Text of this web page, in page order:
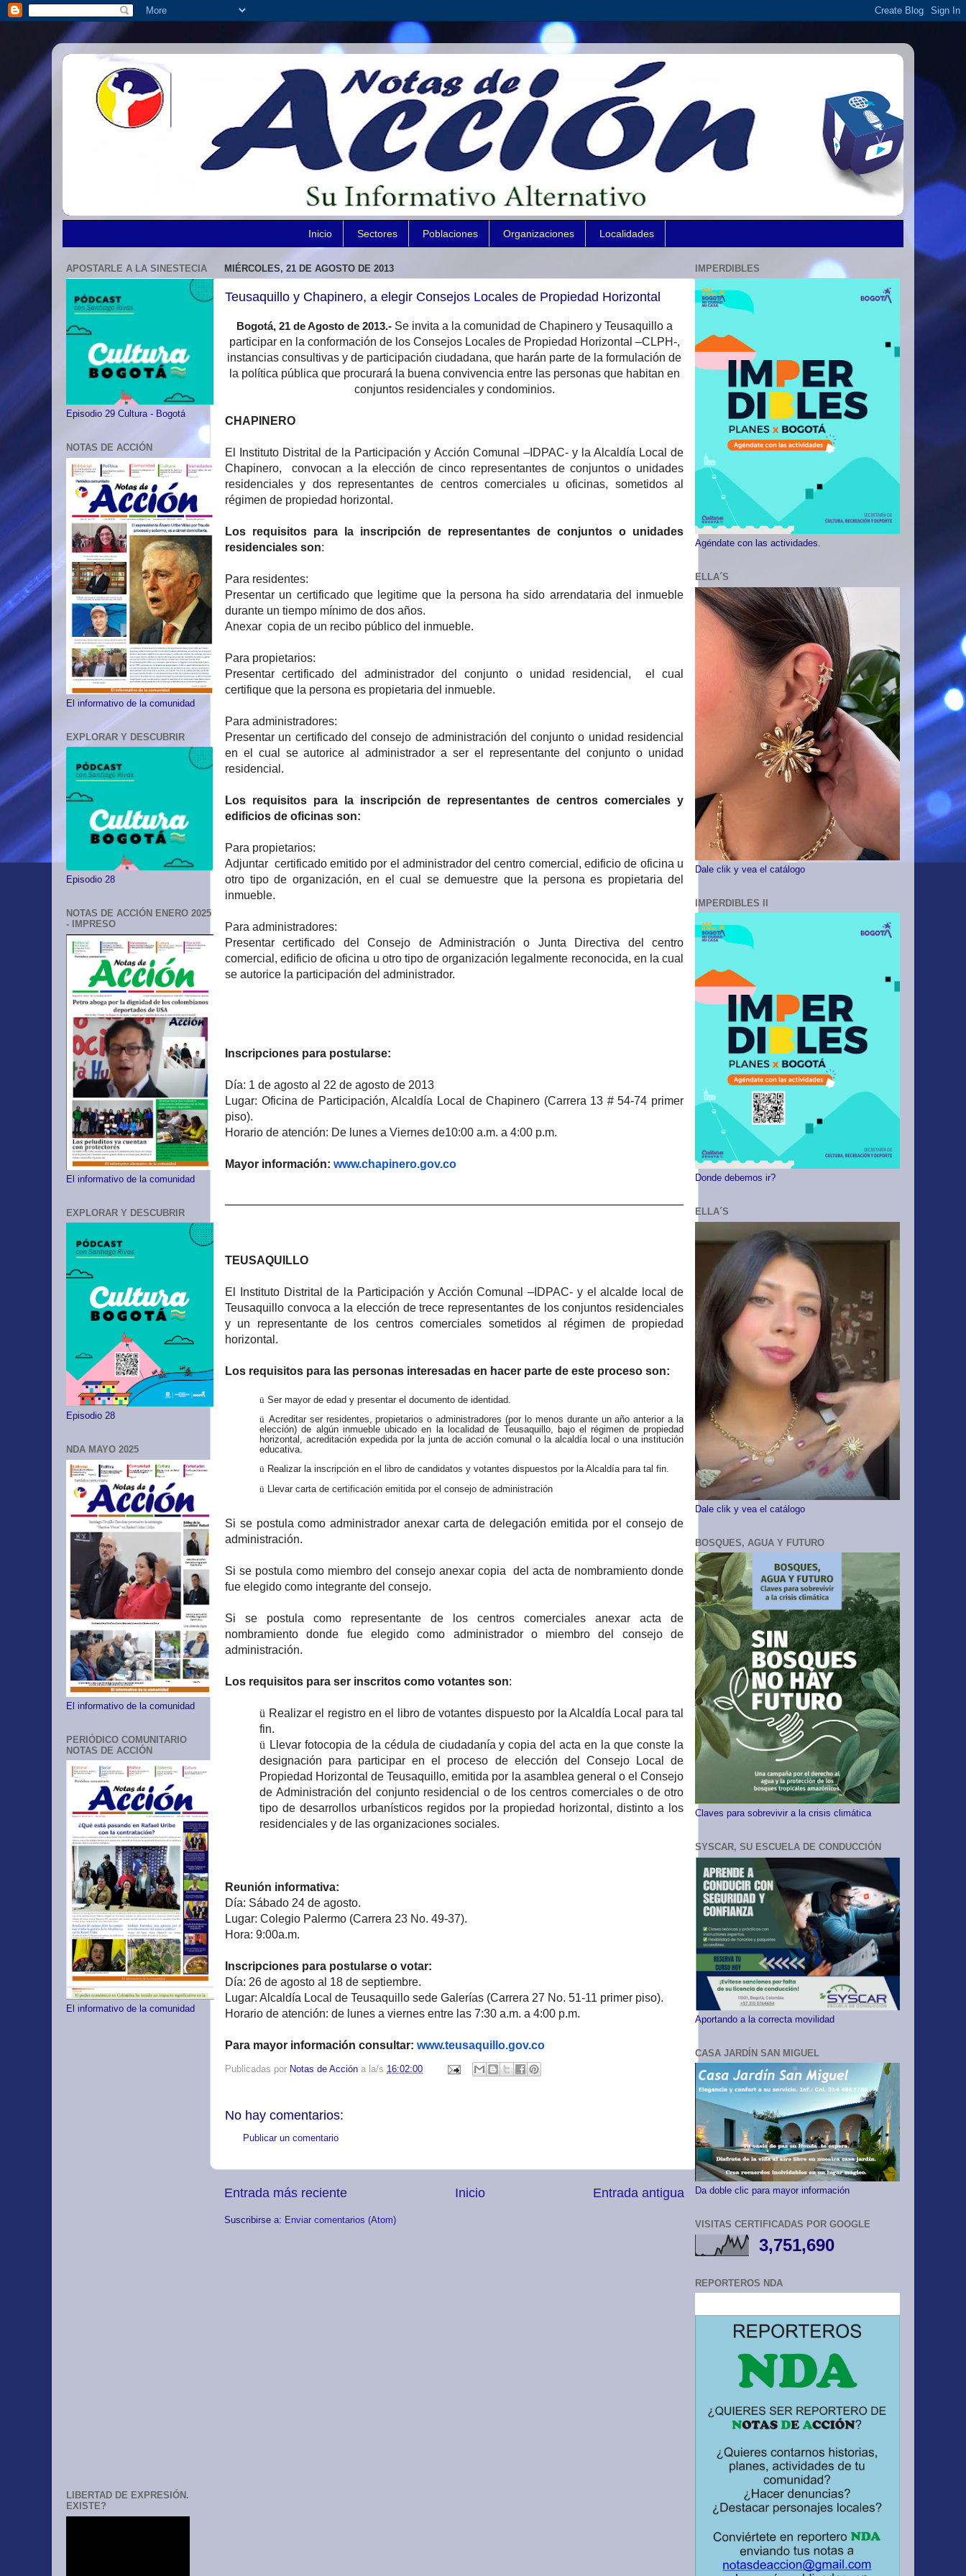
Inicio Sectores Poblaciones Organizaciones Localidades
MIÉRCOLES, 21 DE AGOSTO DE 2013
Teusaquillo y Chapinero, a elegir Consejos Locales de Propiedad Horizontal
Bogotá, 21 de Agosto de 2013.- Se invita a la comunidad de Chapinero y Teusaquillo a
participar en la conformación de los Consejos Locales de Propiedad Horizontal –CLPH-,
instancias consultivas y de participación ciudadana, que harán parte de la formulación de
la política pública que procurará la buena convivencia entre las personas que habitan en
conjuntos residenciales y condominios.
CHAPINERO
El Instituto Distrital de la Participación y Acción Comunal –IDPAC- y la Alcaldía Local de
Chapinero, convocan a la elección de cinco representantes de conjuntos o unidades
residenciales y dos representantes de centros comerciales u oficinas, sometidos al
régimen de propiedad horizontal.
Los requisitos para la inscripción de representantes de conjuntos o unidades
residenciales son:
Para residentes:
Presentar un certificado que legitime que la persona ha sido arrendataria del inmueble
durante un tiempo mínimo de dos años.
Anexar copia de un recibo público del inmueble.
Para propietarios:
Presentar certificado del administrador del conjunto o unidad residencial, el cual
certifique que la persona es propietaria del inmueble.
Para administradores:
Presentar un certificado del consejo de administración del conjunto o unidad residencial
en el cual se autorice al administrador a ser el representante del conjunto o unidad
residencial.
Los requisitos para la inscripción de representantes de centros comerciales y
edificios de oficinas son:
Para propietarios:
Adjuntar certificado emitido por el administrador del centro comercial, edificio de oficina u
otro tipo de organización, en el cual se demuestre que la persona es propietaria del
inmueble.
Para administradores:
Presentar certificado del Consejo de Administración o Junta Directiva del centro
comercial, edificio de oficina u otro tipo de organización legalmente reconocida, en la cual
se autorice la participación del administrador.
Inscripciones para postularse:
Día: 1 de agosto al 22 de agosto de 2013
Lugar: Oficina de Participación, Alcaldía Local de Chapinero (Carrera 13 # 54-74 primer
piso).
Horario de atención: De lunes a Viernes de10:00 a.m. a 4:00 p.m.
Mayor información: www.chapinero.gov.co
TEUSAQUILLO
El Instituto Distrital de la Participación y Acción Comunal –IDPAC- y el alcalde local de
Teusaquillo convoca a la elección de trece representantes de los conjuntos residenciales
y un representante de los centros comerciales sometidos al régimen de propiedad
horizontal.
Los requisitos para las personas interesadas en hacer parte de este proceso son:
ü Ser mayor de edad y presentar el documento de identidad.
ü Acreditar ser residentes, propietarios o administradores (por lo menos durante un año anterior a la
elección) de algún inmueble ubicado en la localidad de Teusaquillo, bajo el régimen de propiedad
horizontal, acreditación expedida por la junta de acción comunal o la alcaldía local o una institución
educativa.
ü Realizar la inscripción en el libro de candidatos y votantes dispuestos por la Alcaldía para tal fin.
ü Llevar carta de certificación emitida por el consejo de administración
Si se postula como administrador anexar carta de delegación emitida por el consejo de
administración.
Si se postula como miembro del consejo anexar copia del acta de nombramiento donde
fue elegido como integrante del consejo.
Si se postula como representante de los centros comerciales anexar acta de
nombramiento donde fue elegido como administrador o miembro del consejo de
administración.
Los requisitos para ser inscritos como votantes son:
ü Realizar el registro en el libro de votantes dispuesto por la Alcaldía Local para tal
fin.
ü Llevar fotocopia de la cédula de ciudadanía y copia del acta en la que conste la
designación para participar en el proceso de elección del Consejo Local de
Propiedad Horizontal de Teusaquillo, emitida por la asamblea general o el Consejo
de Administración del conjunto residencial o de los centros comerciales o de otro
tipo de desarrollos urbanísticos regidos por la propiedad horizontal, distinto a los
residenciales y de las organizaciones sociales.
Reunión informativa:
Día: Sábado 24 de agosto.
Lugar: Colegio Palermo (Carrera 23 No. 49-37).
Hora: 9:00a.m.
Inscripciones para postularse o votar:
Día: 26 de agosto al 18 de septiembre.
Lugar: Alcaldía Local de Teusaquillo sede Galerías (Carrera 27 No. 51-11 primer piso).
Horario de atención: de lunes a viernes entre las 7:30 a.m. a 4:00 p.m.
Para mayor información consultar: www.teusaquillo.gov.co
Publicadas por Notas de Acción a la/s 16:02:00
No hay comentarios:
Publicar un comentario
Entrada más reciente Entrada antigua
Inicio
Suscribirse a: Enviar comentarios (Atom)
APOSTARLE A LA SINESTECIA
Episodio 29 Cultura - Bogotá
NOTAS DE ACCIÓN
El informativo de la comunidad
EXPLORAR Y DESCUBRIR
Episodio 28
NOTAS DE ACCIÓN ENERO 2025
- IMPRESO
El informativo de la comunidad
EXPLORAR Y DESCUBRIR
Episodio 28
NDA MAYO 2025
El informativo de la comunidad
PERIÓDICO COMUNITARIO
NOTAS DE ACCIÓN
El informativo de la comunidad
LIBERTAD DE EXPRESIÓN.
EXISTE?
IMPERDIBLES
Agéndate con las actividades.
ELLA´S
Dale clik y vea el catálogo
IMPERDIBLES II
Donde debemos ir?
ELLA´S
Dale clik y vea el catálogo
BOSQUES, AGUA Y FUTURO
Claves para sobrevivir a la crisis climática
SYSCAR, SU ESCUELA DE CONDUCCIÓN
Aportando a la correcta movilidad
CASA JARDÍN SAN MIGUEL
Da doble clic para mayor información
VISITAS CERTIFICADAS POR GOOGLE
3,751,690
REPORTEROS NDA